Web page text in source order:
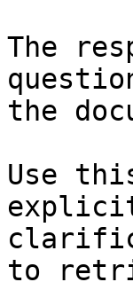
The
the
Use